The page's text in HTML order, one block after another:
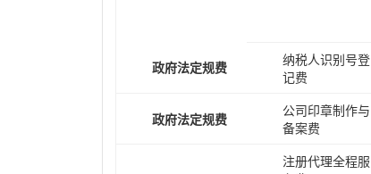
政府法定规费
纳税人识别号登
记费
政府法定规费
公司印章制作与
备案费
注册代理全程服